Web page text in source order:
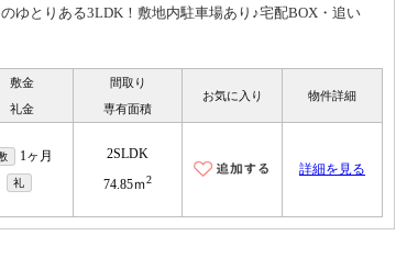
ゆとりある3LDK！敷地内駐車場あり♪宅配BOX・追い
敷金
礼金
間取り
専有面積
お気に入り 物件詳細
1ヶ月
礼
2SLDK
74.85ｍ2
詳細を見る